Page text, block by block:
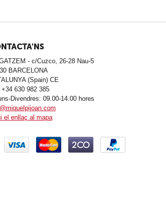
- c/Cuzco, 26-28 Nau-5
BARCELONA
(Spain) CE
+34 630 982 385
Divendres: 09.00-14.00 hores
el enllaç al mapa